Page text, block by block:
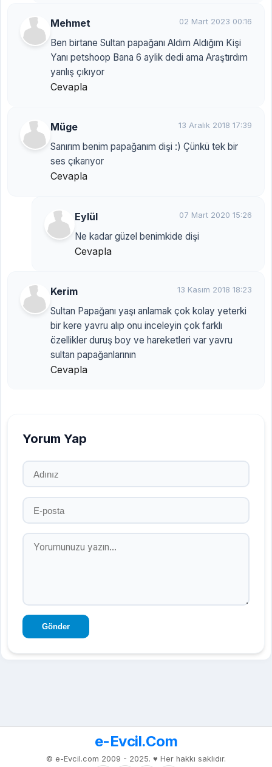
Mehmet 02 Mart 2023 00:16
Ben birtane Sultan papağanı Aldım Aldığım Kişi
Yanı petshoop Bana 6 aylik dedi ama Araştırdım
yanlış çıkıyor
Cevapla
Müge 13 Aralık 2018 17:39
Sanırım benim papağanım dişi :) Çünkü tek bir
ses çıkarıyor
Cevapla
Eylül 07 Mart 2020 15:26
Ne kadar güzel benimkide dişi
Cevapla
Kerim 13 Kasım 2018 18:23
Sultan Papağanı yaşı anlamak çok kolay yeterki
bir kere yavru alıp onu inceleyin çok farklı
özellikler duruş boy ve hareketleri var yavru
sultan papağanlarının
Cevapla
Yorum Yap
Gönder
e-Evcil.Com
© e-Evcil.com 2009 - 2025. ♥️ Her hakkı saklıdır.